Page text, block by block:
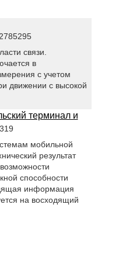
связи.
в
с учетом
движении с высокой
терминал и
мобильной
результат
способности
информация
на восходящий